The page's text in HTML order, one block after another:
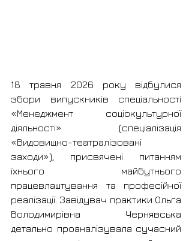
18 травня 2026 року відбулися
збори випускників спеціальності
«Менеджмент соціокультурної
діяльності» (спеціалізація
«Видовищно-театралізовані
заходи»), присвячені питанням
їхнього майбутнього
працевлаштування та професійної
реалізації. Завідувач практики Ольга
Володимирівна Чернявська
детально проаналізувала сучасний